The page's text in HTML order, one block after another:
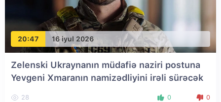
20:47 16 iyul 2026
Zelenski Ukraynanın müdafiə naziri postuna
Yevgeni Xmaranın namizədliyini irəli sürəcək
28 0 0